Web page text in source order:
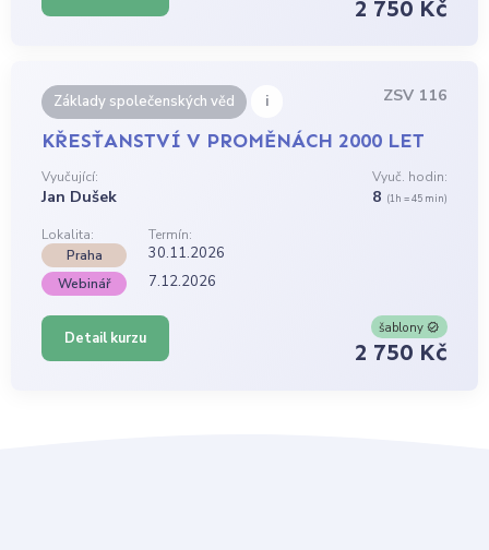
2 750 Kč
Základy společenských věd i ZSV 116
KŘESŤANSTVÍ V PROMĚNÁCH 2000 LET
Vyučující:
Jan Dušek
Vyuč. hodin:
8 (1h = 45 min)
Lokalita:
Termín:
Praha
30.11.2026
Webinář 7.12.2026
Detail kurzu
šablony
2 750 Kč